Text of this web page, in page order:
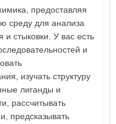
предоставляя
среду для анализа
и стыковки. У вас есть
и
изучать структуру
лиганды и
рассчитывать
предсказывать